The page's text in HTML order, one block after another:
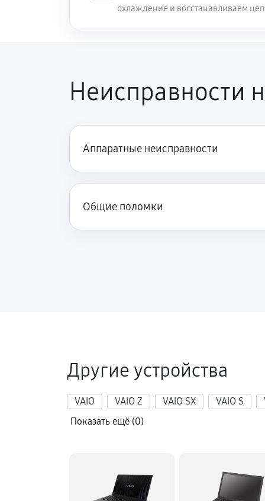
Замена видеокарты ноутбука Sony
Замена видеочипа ноутбука Sony
Настройка BIOS ноутбука Sony
Ремонт подсветки ноутбука Sony
охлаждение и восстанавливаем
Неисправности
Аппаратные неисправности
Общие поломки
Другие устройства
VAIO VAIO Z VAIO SX VAIO S
Показать ещё (0)